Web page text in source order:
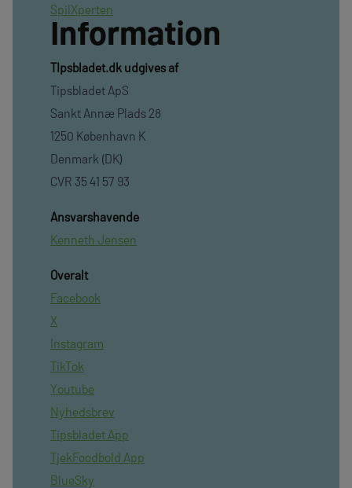
SpilXperten
Information
TIpsbladet.dk udgives af
Tipsbladet ApS
Sankt Annæ Plads 28
1250 København K
Denmark (DK)
CVR 35 41 57 93
Ansvarshavende
Kenneth Jensen
Overalt
Facebook
X
Instagram
TikTok
Youtube
Nyhedsbrev
Tipsbladet App
TjekFoodbold App
BlueSky